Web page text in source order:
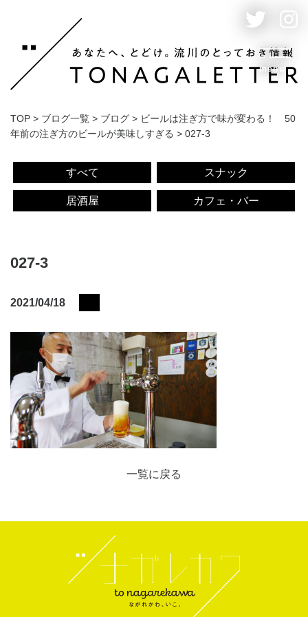
menu
TOP > ブログ一覧 > ブログ > ビールは注ぎ方で味が変わる！ 50
年前の注ぎ方のビールが美味しすぎる > 027-3
すべて スナック
居酒屋 カフェ・バー
027-3
2021/04/18
一覧に戻る